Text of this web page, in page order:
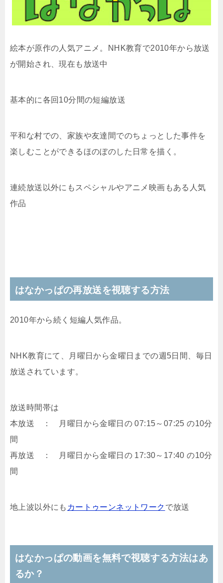
絵本が原作の人気アニメ。NHK教育で2010年から放送
が開始され、現在も放送中
基本的に各回10分間の短編放送
平和な村での、家族や友達間でのちょっとした事件を
楽しむことができるほのぼのした日常を描く。
連続放送以外にもスペシャルやアニメ映画もある人気
作品
はなかっぱの再放送を視聴する方法
2010年から続く短編人気作品。
NHK教育にて、月曜日から金曜日までの週5日間、毎日
放送されています。
放送時間帯は
本放送 ： 月曜日から金曜日の 07:15～07:25 の10分
間
再放送 ： 月曜日から金曜日の 17:30～17:40 の10分
間
地上波以外にも カートゥーンネットワーク で放送
はなかっぱの動画を無料で視聴する方法はあ
るか？